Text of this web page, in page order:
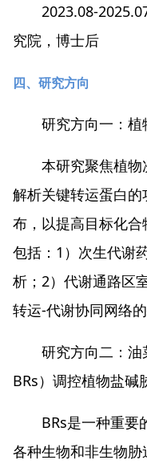
2023.08-
究院，博士后
四、研究方向
研究方向一：
本研究聚焦植
解析关键转运蛋白
布，以提高目标化
包括：1）次生代谢
析；2）代谢通路区
转运-代谢协同网络的
研究方向二：
BRs）调控植物盐碱
BRs是一种重要
各种生物和非生物